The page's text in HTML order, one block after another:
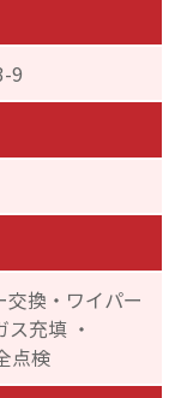
9
換・ワイパー
ス充填 ・
点検